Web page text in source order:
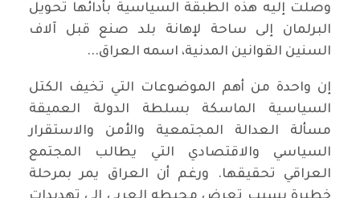
وصلت إليه هذه الطبقة السياسية بأدائها تحويل
البرلمان إلى ساحة لإهانة بلد صنع قبل آلاف
السنين القوانين المدنية، اسمه العراق...
إن واحدة من أهم الموضوعات التي تخيف الكتل
السياسية الماسكة بسلطة الدولة العميقة
مسألة العدالة المجتمعية والأمن والاستقرار
السياسي والاقتصادي التي يطالب المجتمع
العراقي تحقيقها. ورغم أن العراق يمر بمرحلة